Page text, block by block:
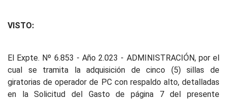
VISTO:
El Expte. Nº 6.853 - Año 2.023 - ADMINISTRACIÓN, por el
cual se tramita la adquisición de cinco (5) sillas de
giratorias de operador de PC con respaldo alto, detalladas
en la Solicitud del Gasto de página 7 del presente